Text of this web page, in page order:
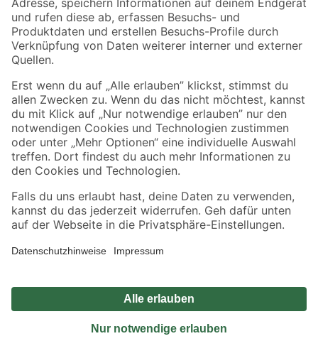
Zahlungsarten Versandarten
Sicher einkaufen
Jetzt die toom-App herunterladen
Alle Preisangaben in EUR inkl. gesetzl. MwSt.. Die dargestellten Angebote sind unter
Umständen nicht in allen Märkten verfügbar. Die angegebenen Verfügbarkeiten beziehen
Produkte nur solange der Vorrat reicht.
*Paketversand ab 59 € versandkostenfrei, gilt nicht für Artikel mit Speditionsversand, hier
Privatsphäre Impressum
Nutzungsbedingungen
Widerrufsrecht
Vertrag widerrufen